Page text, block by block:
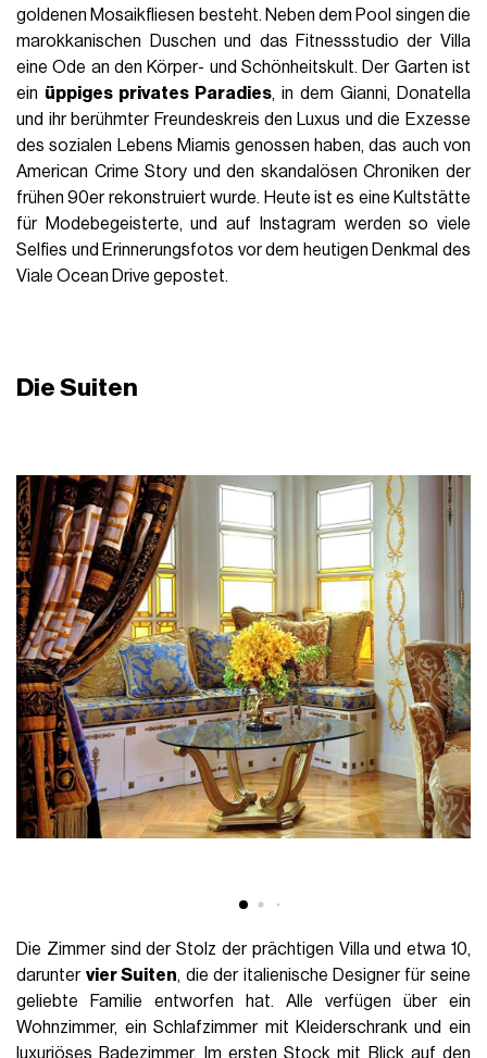
goldenen Mosaikfliesen besteht. Neben dem Pool singen die
marokkanischen Duschen und das Fitnessstudio der Villa
eine Ode an den Körper- und Schönheitskult. Der Garten ist
ein üppiges privates Paradies, in dem Gianni, Donatella
und ihr berühmter Freundeskreis den Luxus und die Exzesse
des sozialen Lebens Miamis genossen haben, das auch von
American Crime Story und den skandalösen Chroniken der
frühen 90er rekonstruiert wurde. Heute ist es eine Kultstätte
für Modebegeisterte, und auf Instagram werden so viele
Selfies und Erinnerungsfotos vor dem heutigen Denkmal des
Viale Ocean Drive gepostet.
Die Suiten
Die Zimmer sind der Stolz der prächtigen Villa und etwa 10,
darunter vier Suiten, die der italienische Designer für seine
geliebte Familie entworfen hat. Alle verfügen über ein
Wohnzimmer, ein Schlafzimmer mit Kleiderschrank und ein
luxuriöses Badezimmer.
Im ersten Stock mit Blick auf den